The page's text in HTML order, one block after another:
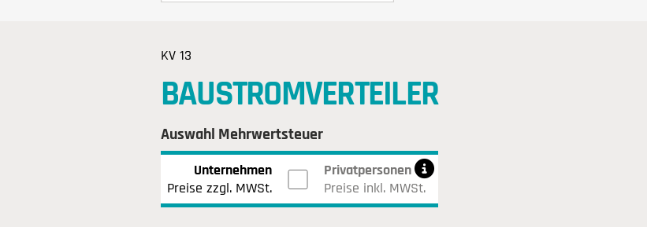
KV 13
BAUSTROMVERTEILER
Auswahl Mehrwertsteuer
Unternehmen
Preise zzgl. MWSt.
Privatpersonen
Preise inkl. MWSt.